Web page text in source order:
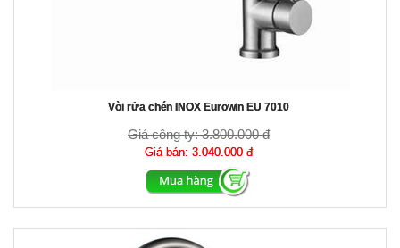
Vòi rửa chén INOX Eurowin EU 7010
Giá công ty:3.800.000 đ
Giá bán: 3.040.000 đ